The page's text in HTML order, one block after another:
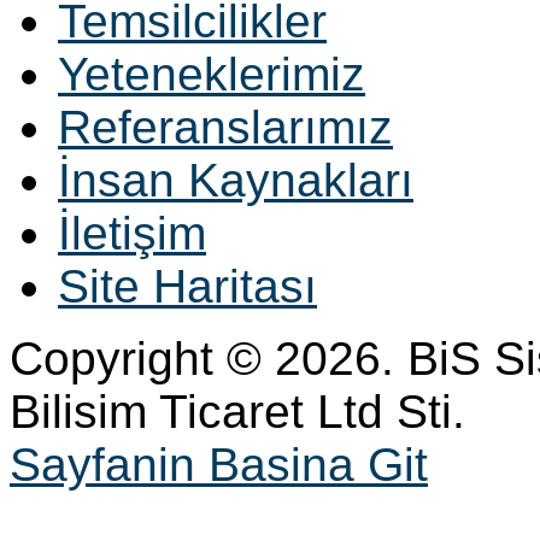
Temsilcilikler
Yeteneklerimiz
Referanslarımız
İnsan Kaynakları
İletişim
Site Haritası
Copyright © 2026. BiS
Bilisim Ticaret Ltd Sti.
Sayfanin Basina Git